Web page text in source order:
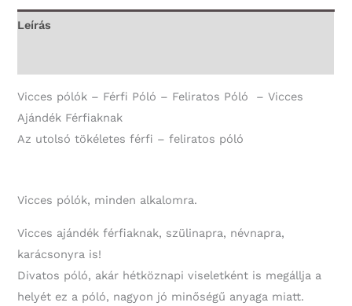
-
Vicces
Ajándék
Leírás
Vicces pólók – Férfi Póló – Feliratos Póló – Vicces
Ajándék Férfiaknak
Az utolsó tökéletes férfi – feliratos póló
Vicces pólók, minden alkalomra.
Vicces ajándék férfiaknak, szülinapra, névnapra,
karácsonyra is!
Divatos póló, akár hétköznapi viseletként is megállja a
helyét ez a póló, nagyon jó minőségű anyaga miatt.